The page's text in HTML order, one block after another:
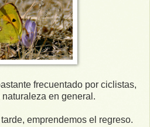
frecuentado por ciclistas,
en general.
emprendemos el regreso.